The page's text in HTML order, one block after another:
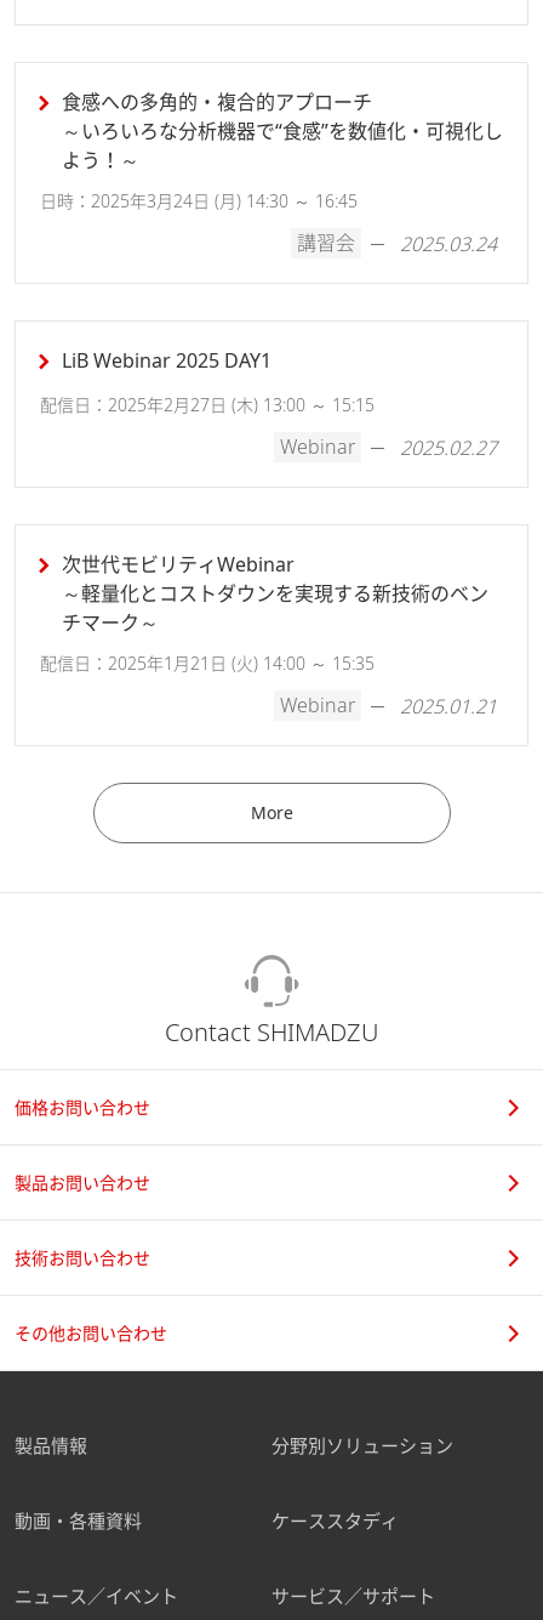
食感への多角的・複合的アプローチ
～いろいろな分析機器で“食感”を数値化・可視化し
よう！～
日時：2025年3月24日 (月) 14:30 ～ 16:45
講習会 2025.03.24
LiB Webinar 2025 DAY1
配信日：2025年2月27日 (木) 13:00 ～ 15:15
Webinar 2025.02.27
次世代モビリティWebinar
～軽量化とコストダウンを実現する新技術のベン
チマーク～
配信日：2025年1月21日 (火) 14:00 ～ 15:35
Webinar 2025.01.21
More
Contact SHIMADZU
価格お問い合わせ
製品お問い合わせ
技術お問い合わせ
その他お問い合わせ
製品情報 分野別ソリューション
動画・各種資料 ケーススタディ
ニュース／イベント サービス／サポート